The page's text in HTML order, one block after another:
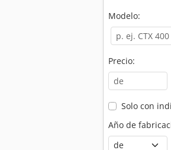
Modelo:
Precio:
Solo con
Año de